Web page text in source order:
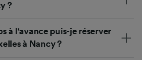
?
à l'avance puis-je réserver
à Nancy ?